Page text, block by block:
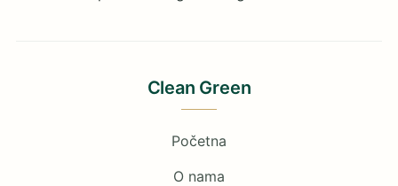
Clean Green
Početna
O nama